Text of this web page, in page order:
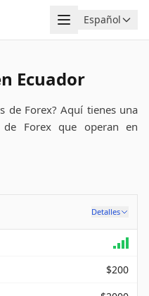
Menú
Idioma
Español
Ecuador
de Forex? Aquí tienes una
Forex que operan en
Detalles
$200